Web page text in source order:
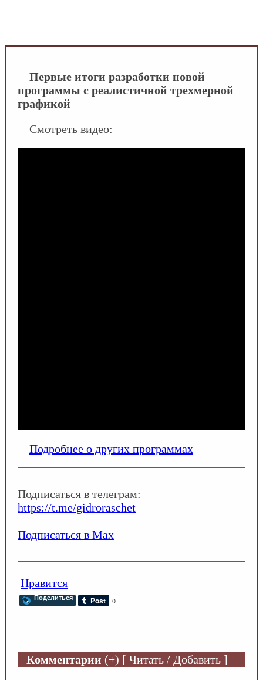
Первые итоги разработки новой
программы с реалистичной трехмерной
графикой
Смотреть видео:
Подробнее о других программах
Подписаться в телеграм:
https://t.me/gidroraschet
Подписаться в Max
Нравится
Поделиться
Комментарии (+) [ Читать / Добавить ]